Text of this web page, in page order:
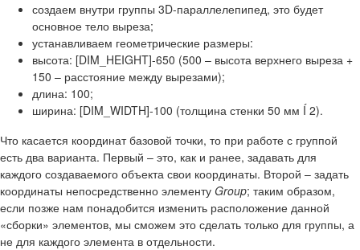
создаем внутри группы 3D-параллелепипед, это будет
основное тело выреза;
устанавливаем геометрические размеры:
высота: [DIM_HEIGHT]-650 (500 – высота верхнего выреза +
150 – расстояние между вырезами);
длина: 100;
ширина: [DIM_WIDTH]-100 (толщина стенки 50 мм Í 2).
Что касается координат базовой точки, то при работе с группой
есть два варианта. Первый – это, как и ранее, задавать для
каждого создаваемого объекта свои координаты. Второй – задать
координаты непосредственно элементу Group; таким образом,
если позже нам понадобится изменить расположение данной
«сборки» элементов, мы сможем это сделать только для группы, а
не для каждого элемента в отдельности.